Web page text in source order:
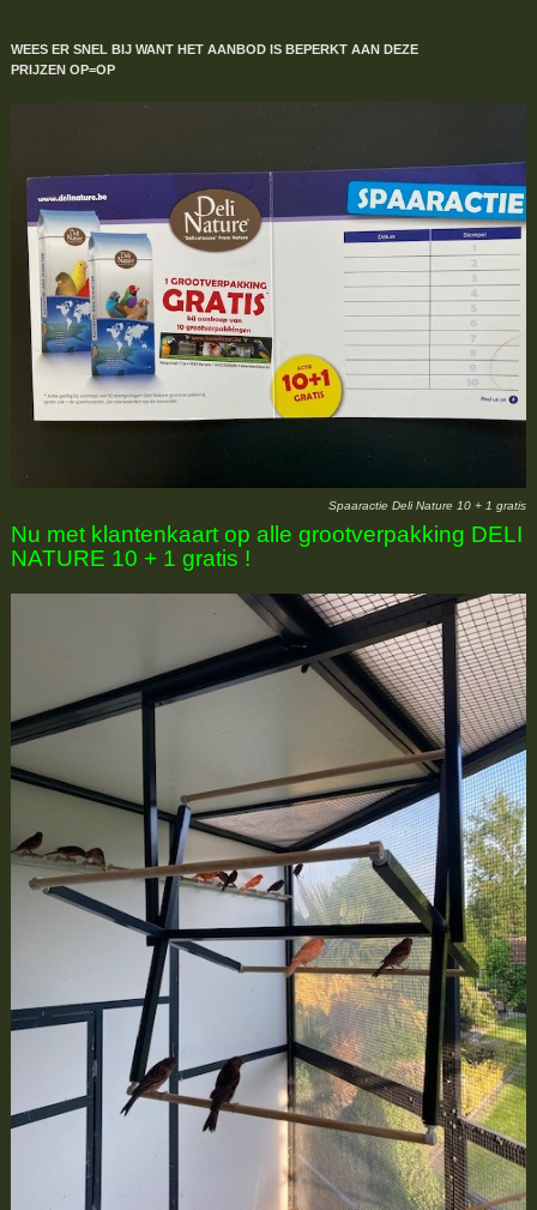
WEES ER SNEL BIJ WANT HET AANBOD IS BEPERKTAAN DEZE
PRIJZENOP=OP
Spaaractie Deli Nature 10 + 1 gratis
Nu met klantenkaart op alle grootverpakking DELI
NATURE 10 + 1 gratis !